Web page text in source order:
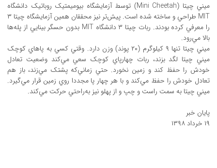
ميني چيتا (Mini Cheetah) توسط آزمايشگاه بيوميمتيک روباتيک دانشگاه
MIT طراحي و ساخته شده است. پيش‌تر نيز محققان همين آزمايشگاه چيتا ۳
را معرفي کرده‌ بودند. ربات چيتا ۳ دانشگاه MIT بدون حسگر بينايي از پله‌ها
بالا مي‌رود.
ميني چيتا تنها ۹ کيلوگرم (‌۲۰ پوند)‌ وزن دارد. وقتي کسي به پاهاي کوچک
ميني چيتا لگد بزند، ربات چهارپاي کوچک سعي مي‌کند وضعيت تعادل
خودش را حفظ کند و زمين نخورد. حتي زماني‌که پشتک مي‌زند، باز هم
تعادل خودش را حفظ مي‌کند و با هر چهار پا مجددا روي زمين قرار مي‌گيرد.
ميني چيتا به ‌سمت راست و چپ و از پهلو نيز به‌راحتي حرکت مي‌کند.
پايان خبر
۱۹ خرداد ۱۳۹۸